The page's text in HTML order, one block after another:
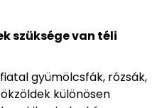
szüksége van téli
gyümölcsfák, rózsák,
különösen